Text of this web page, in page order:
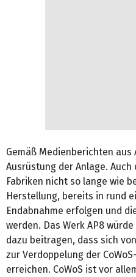
Gemäß Medienberichten aus
Ausrüstung der Anlage.
Fabriken nicht so lange wie
Herstellung, bereits in rund
Endabnahme erfolgen und
werden. Das Werk AP8
dazu beitragen, dass sich
zur Verdoppelung der
erreichen. CoWoS ist vor